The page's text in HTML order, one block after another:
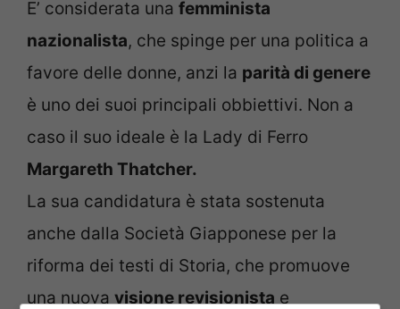
E’ considerata una femminista
nazionalista, che spinge per una politica a
favore delle donne, anzi la parità di genere
è uno dei suoi principali obbiettivi. Non a
caso il suo ideale è la Lady di Ferro
Margareth Thatcher.
La sua candidatura è stata sostenuta
anche dalla Società Giapponese per la
riforma dei testi di Storia, che promuove
una nuova visione revisionista e